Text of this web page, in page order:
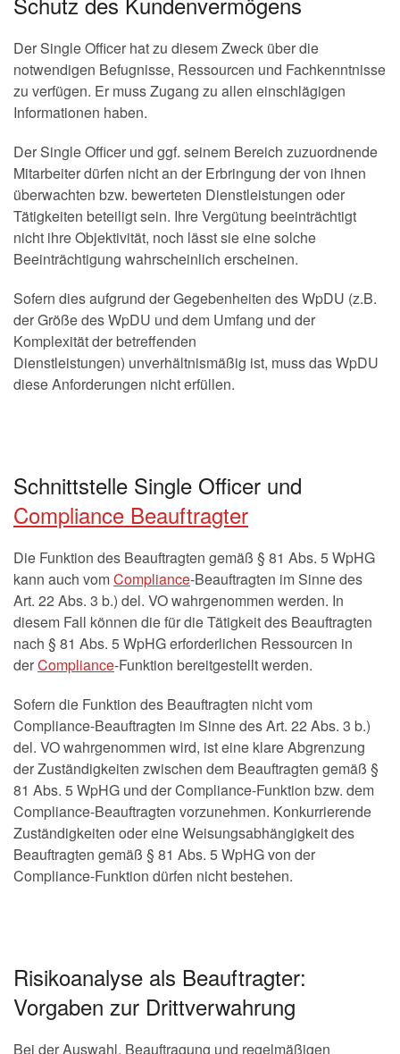
Der Single Officer hat zu diesem Zweck über die
notwendigen Befugnisse, Ressourcen und Fachkenntnisse
zu verfügen. Er muss Zugang zu allen einschlägigen
Informationen haben.
Der Single Officer und ggf. seinem Bereich zuzuordnende
Mitarbeiter dürfen nicht an der Erbringung der von ihnen
überwachten bzw. bewerteten Dienstleistungen oder
Tätigkeiten beteiligt sein. Ihre Vergütung beeinträchtigt
nicht ihre Objektivität, noch lässt sie eine solche
Beeinträchtigung wahrscheinlich erscheinen.
Sofern dies aufgrund der Gegebenheiten des WpDU (z.B.
der Größe des WpDU und dem Umfang und der
Komplexität der betreffenden
Dienstleistungen) unverhältnismäßig ist, muss das WpDU
diese Anforderungen nicht erfüllen.
Schnittstelle Single Officer und
Compliance Beauftragter
Die Funktion des Beauftragten gemäß § 81 Abs. 5 WpHG
kann auch vomCompliance-Beauftragten im Sinne des
Art. 22 Abs. 3 b.) del. VO wahrgenommen werden. In
diesem Fall können die für die Tätigkeit des Beauftragten
nach § 81 Abs. 5 WpHG erforderlichen Ressourcen in
derCompliance-Funktion bereitgestellt werden.
Sofern die Funktion des Beauftragten nicht vom
Compliance-Beauftragten im Sinne des Art. 22 Abs. 3 b.)
del. VO wahrgenommen wird, ist eine klare Abgrenzung
der Zuständigkeiten zwischen dem Beauftragten gemäß §
81 Abs. 5 WpHG und der Compliance-Funktion bzw. dem
Compliance-Beauftragten vorzunehmen. Konkurrierende
Zuständigkeiten oder eine Weisungsabhängigkeit des
Beauftragten gemäß § 81 Abs. 5 WpHG von der
Compliance-Funktion dürfen nicht bestehen.
Risikoanalyse als Beauftragter:
Vorgaben zur Drittverwahrung
Bei der Auswahl, Beauftragung und regelmäßigen